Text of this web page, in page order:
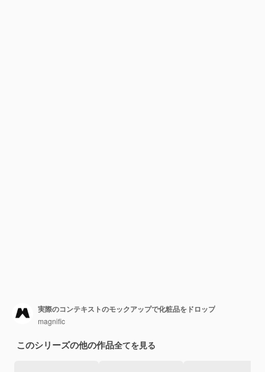
実際のコンテキストのモックアップで化粧品をドロップ
magnific
このシリーズの他の作品全てを見る